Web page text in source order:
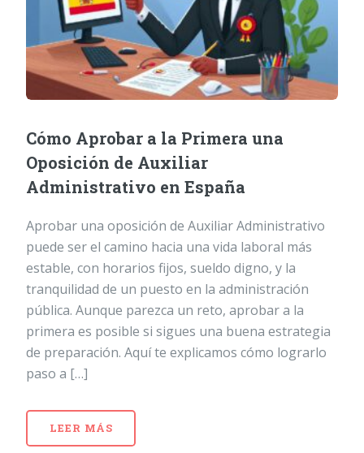
Cómo Aprobar a la Primera una
Oposición de Auxiliar
Administrativo en España
Aprobar una oposición de Auxiliar Administrativo
puede ser el camino hacia una vida laboral más
estable, con horarios fijos, sueldo digno, y la
tranquilidad de un puesto en la administración
pública. Aunque parezca un reto, aprobar a la
primera es posible si sigues una buena estrategia
de preparación. Aquí te explicamos cómo lograrlo
paso a […]
LEER MÁS